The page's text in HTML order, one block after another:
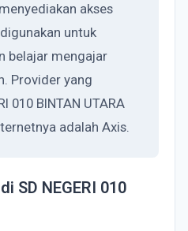
akses
untuk
belajar mengajar
Provider yang
010 BINTAN UTARA
adalah Axis.
SD NEGERI 010